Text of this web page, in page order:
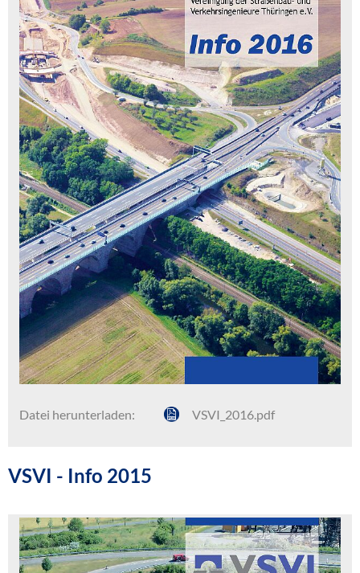
Datei herunterladen: VSVI_2016.pdf
VSVI - Info 2015